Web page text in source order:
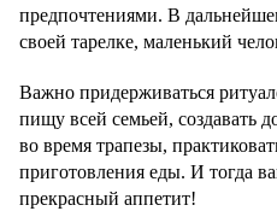
предпочтениями. В
своей тарелке, маленький
Важно придерживаться
пищу всей семьей, создавать
во время трапезы,
приготовления еды. И тогда
прекрасный аппетит!